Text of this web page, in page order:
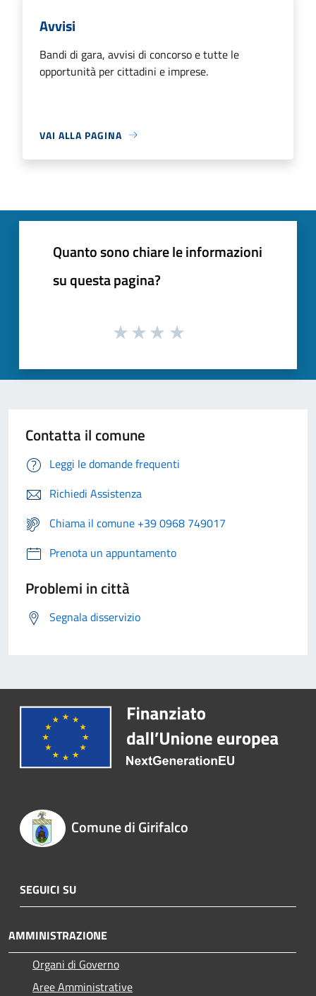
Avvisi
Bandi di gara, avvisi di concorso e tutte le
opportunità per cittadini e imprese.
VAI ALLA PAGINA
Quanto sono chiare le informazioni
su questa pagina?
Contatta il comune
Leggi le domande frequenti
Richiedi Assistenza
Chiama il comune +39 0968 749017
Prenota un appuntamento
Problemi in città
Segnala disservizio
Comune di Girifalco
SEGUICI SU
AMMINISTRAZIONE
Organi di Governo
Aree Amministrative